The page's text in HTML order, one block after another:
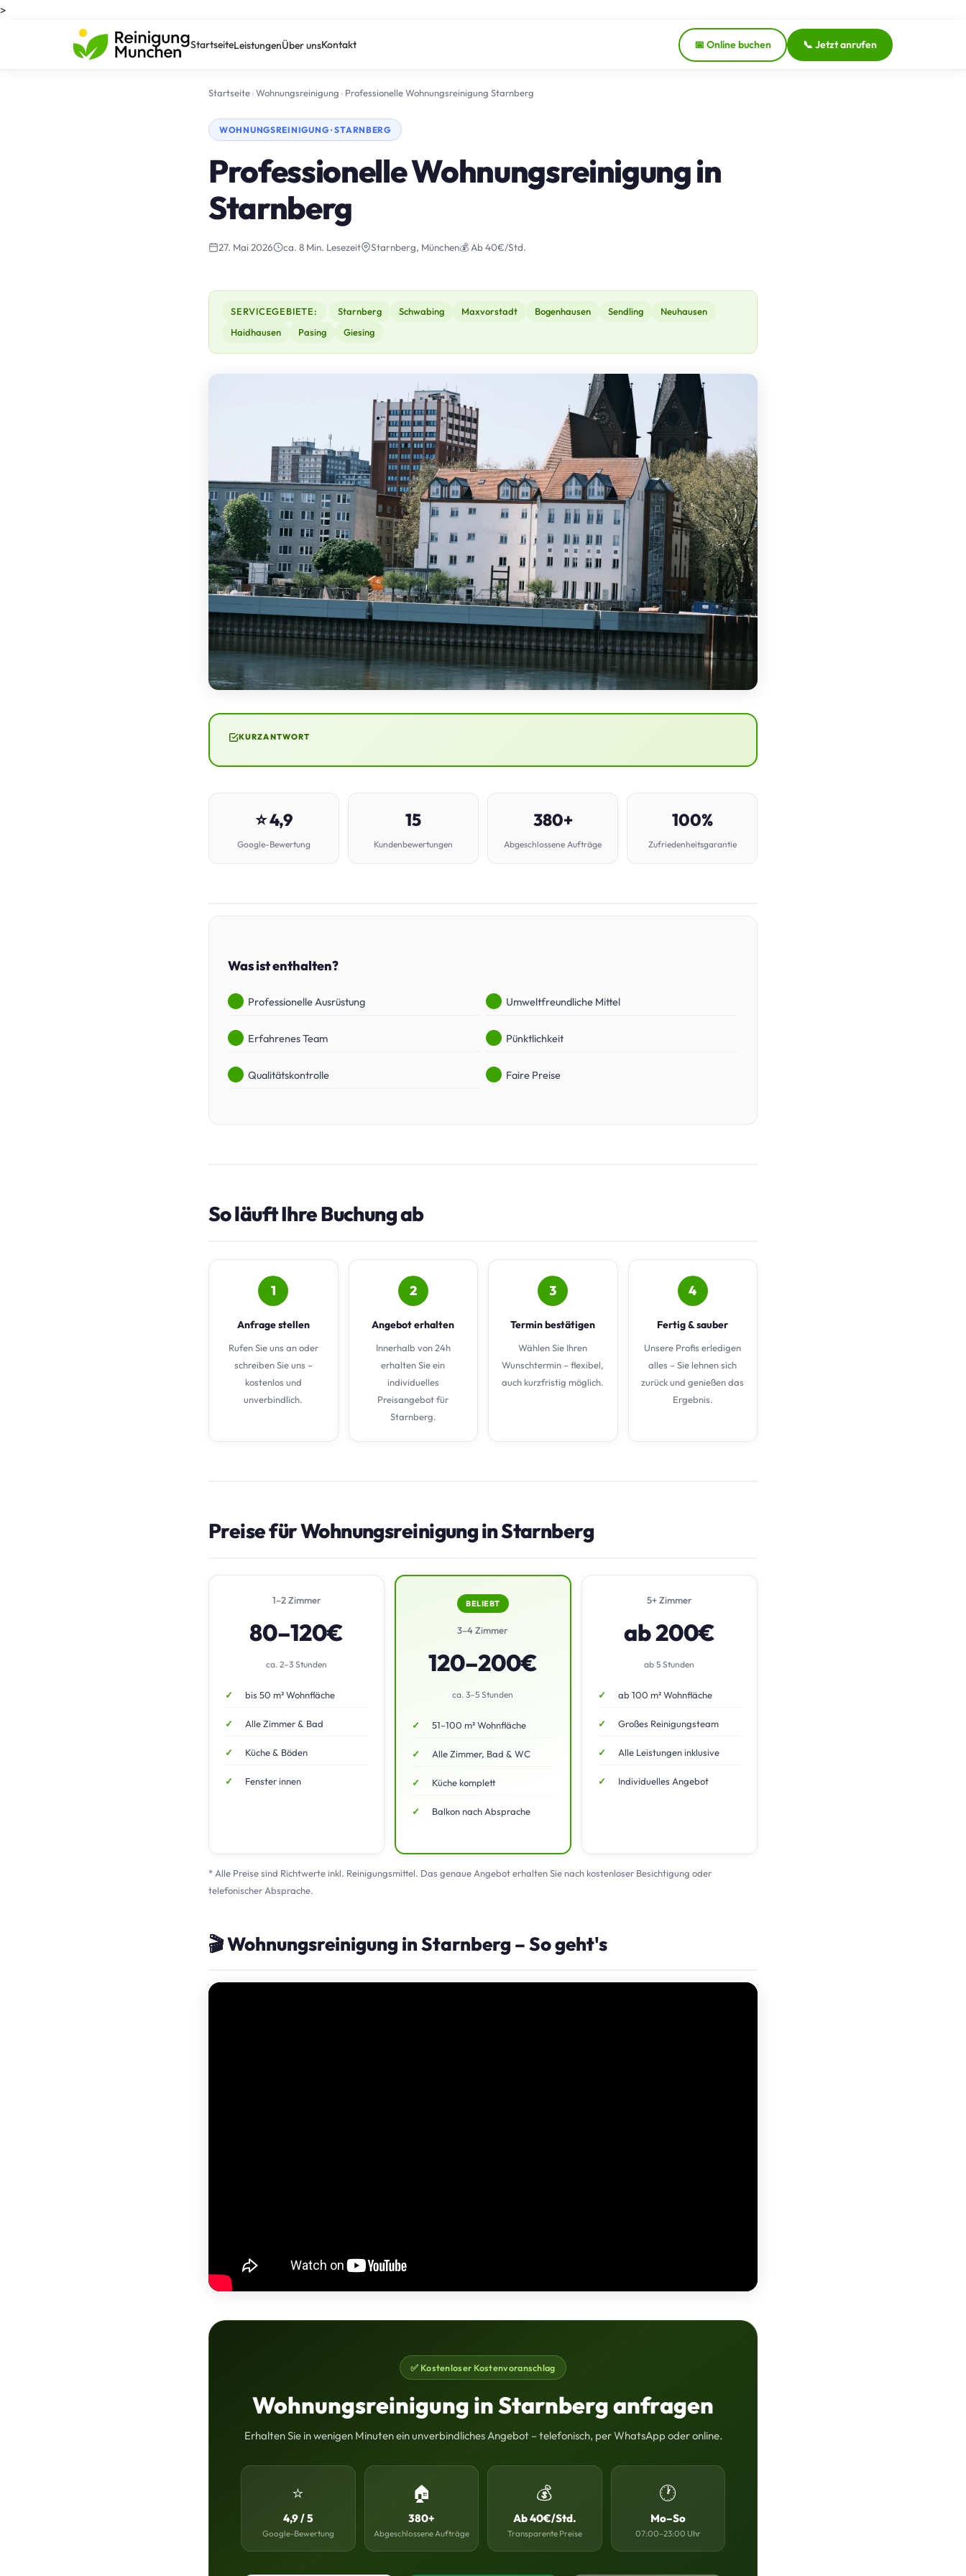
>
StartseiteLeistungenÜber unsKontakt 📅 Online buchen 📞 Jetzt anrufen
Startseite›Wohnungsreinigung › Professionelle Wohnungsreinigung Starnberg
WOHNUNGSREINIGUNG · STARNBERG
Professionelle Wohnungsreinigung in
Starnberg
27. Mai 2026 ca. 8 Min. Lesezeit Starnberg, München💰 Ab 40€/Std.
SERVICEGEBIETE: Starnberg Schwabing Maxvorstadt Bogenhausen Sendling
Neuhausen
Haidhausen
Pasing Giesing
KURZANTWORT
⭐ 4,9
Google-Bewertung
15
Kundenbewertungen
380+
Abgeschlossene Aufträge
100%
Zufriedenheitsgarantie
Was ist enthalten?
Professionelle Ausrüstung Umweltfreundliche Mittel
Erfahrenes Team Pünktlichkeit
Qualitätskontrolle Faire Preise
So läuft Ihre Buchung ab
1
Anfrage stellen
Rufen Sie uns an oder
schreiben Sie uns –
kostenlos und
unverbindlich.
2
Angebot erhalten
Innerhalb von 24h
erhalten Sie ein
individuelles
Preisangebot für
Starnberg.
3
Termin bestätigen
Wählen Sie Ihren
Wunschtermin – flexibel,
auch kurzfristig möglich.
4
Fertig & sauber
Unsere Profis erledigen
alles – Sie lehnen sich
zurück und genießen das
Ergebnis.
Preise für Wohnungsreinigung in Starnberg
1–2 Zimmer
80–120€
ca. 2–3 Stunden
bis 50 m² Wohnfläche
Alle Zimmer & Bad
Küche & Böden
Fenster innen
BELIEBT
3–4 Zimmer
120–200€
ca. 3–5 Stunden
51–100 m² Wohnfläche
Alle Zimmer, Bad & WC
Küche komplett
Balkon nach Absprache
5+ Zimmer
ab 200€
ab 5 Stunden
ab 100 m² Wohnfläche
Großes Reinigungsteam
Alle Leistungen inklusive
Individuelles Angebot
* Alle Preise sind Richtwerte inkl. Reinigungsmittel. Das genaue Angebot erhalten Sie nach kostenloser Besichtigung oder
telefonischer Absprache.
🎬 Wohnungsreinigung in Starnberg – So geht's
✅ Kostenloser Kostenvoranschlag
Wohnungsreinigung in Starnberg anfragen
Erhalten Sie in wenigen Minuten ein unverbindliches Angebot – telefonisch, per WhatsApp oder online.
⭐
4,9 / 5
Google-Bewertung
🏠
380+
Abgeschlossene Aufträge
💰
Ab 40€/Std.
Transparente Preise
🕐
Mo–So
07:00–23:00 Uhr